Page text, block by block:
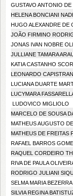
GUSTAVO ANTONIO
HELENA BONCIANI
HUGO ALEXANDRE DE
JOÃO FIRMINO
JONAS IVAN NOBRE
JULLIANE TAMARA
KATIA CASTANHO
LEONARDO
LUCIANA DUARTE
LUCYMARA
LUDOVICO MIGLIOLO
MARCELO DE SOUSA
MATHEUS AUGUSTO
MATHEUS DE FREITAS
RAFAEL BARROS
RAQUEL CORDEIRO
RIVA DE PAULA
RODRIGO JULIANI
SELMA MARIA
SILVIA REGINA